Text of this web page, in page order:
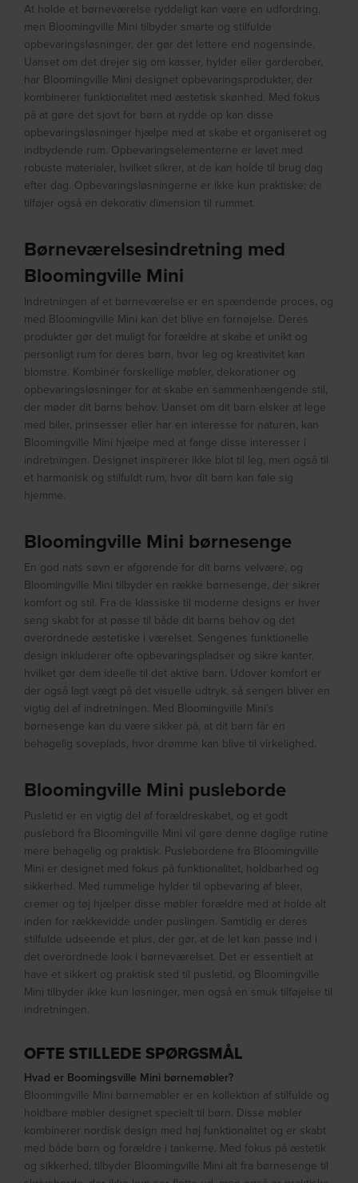
At holde et børneværelse ryddeligt kan være en udfordring,
men Bloomingville Mini tilbyder smarte og stilfulde
opbevaringsløsninger, der gør det lettere end nogensinde.
Uanset om det drejer sig om kasser, hylder eller garderober,
har Bloomingville Mini designet opbevaringsprodukter, der
kombinerer funktionalitet med æstetisk skønhed. Med fokus
på at gøre det sjovt for børn at rydde op kan disse
opbevaringsløsninger hjælpe med at skabe et organiseret og
indbydende rum. Opbevaringselementerne er lavet med
robuste materialer, hvilket sikrer, at de kan holde til brug dag
efter dag. Opbevaringsløsningerne er ikke kun praktiske; de
tilføjer også en dekorativ dimension til rummet.
Børneværelsesindretning med
Bloomingville Mini
Indretningen af et børneværelse er en spændende proces, og
med Bloomingville Mini kan det blive en fornøjelse. Deres
produkter gør det muligt for forældre at skabe et unikt og
personligt rum for deres børn, hvor leg og kreativitet kan
blomstre. Kombinér forskellige møbler, dekorationer og
opbevaringsløsninger for at skabe en sammenhængende stil,
der møder dit barns behov. Uanset om dit barn elsker at lege
med biler, prinsesser eller har en interesse for naturen, kan
Bloomingville Mini hjælpe med at fange disse interesser i
indretningen. Designet inspirerer ikke blot til leg, men også til
et harmonisk og stilfuldt rum, hvor dit barn kan føle sig
hjemme.
Bloomingville Mini børnesenge
En god nats søvn er afgørende for dit barns velvære, og
Bloomingville Mini tilbyder en række børnesenge, der sikrer
komfort og stil. Fra de klassiske til moderne designs er hver
seng skabt for at passe til både dit barns behov og det
overordnede æstetiske i værelset. Sengenes funktionelle
design inkluderer ofte opbevaringspladser og sikre kanter,
hvilket gør dem ideelle til det aktive barn. Udover komfort er
der også lagt vægt på det visuelle udtryk, så sengen bliver en
vigtig del af indretningen. Med Bloomingville Mini’s
børnesenge kan du være sikker på, at dit barn får en
behagelig soveplads, hvor drømme kan blive til virkelighed.
Bloomingville Mini pusleborde
Pusletid er en vigtig del af forældreskabet, og et godt
puslebord fra Bloomingville Mini vil gøre denne daglige rutine
mere behagelig og praktisk. Puslebordene fra Bloomingville
Mini er designet med fokus på funktionalitet, holdbarhed og
sikkerhed. Med rummelige hylder til opbevaring af bleer,
cremer og tøj hjælper disse møbler forældre med at holde alt
inden for rækkevidde under puslingen. Samtidig er deres
stilfulde udseende et plus, der gør, at de let kan passe ind i
det overordnede look i børneværelset. Det er essentielt at
have et sikkert og praktisk sted til pusletid, og Bloomingville
Mini tilbyder ikke kun løsninger, men også en smuk tilføjelse til
indretningen.
OFTE STILLEDE SPØRGSMÅL
Hvad er Boomingsville Mini børnemøbler?
Bloomingville Mini børnemøbler er en kollektion af stilfulde og
holdbare møbler designet specielt til børn. Disse møbler
kombinerer nordisk design med høj funktionalitet og er skabt
med både børn og forældre i tankerne. Med fokus på æstetik
og sikkerhed, tilbyder Bloomingville Mini alt fra børnesenge til